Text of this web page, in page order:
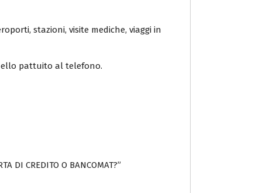
stazioni, visite mediche, viaggi in
pattuito al telefono.
CREDITO O BANCOMAT?”